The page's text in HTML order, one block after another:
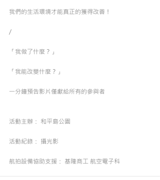
我們的生活環境才能真正的獲得改善！
/
「我做了什麼？」
「我能改變什麼？」
一分鐘預告影片僅獻給所有的參與者
活動主辦： 和平島公園
活動紀錄： 攝光影
航拍設備協助支援： 基隆商工 航空電子科